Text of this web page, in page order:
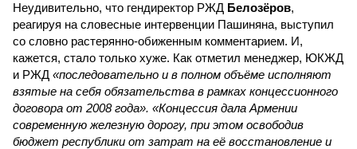
Неудивительно, что гендиректор РЖД Белозёров,
реагируя на словесные интервенции Пашиняна, выступил
со словно растерянно-обиженным комментарием. И,
кажется, стало только хуже. Как отметил менеджер, ЮКЖД
и РЖД «последовательно и в полном объёме исполняют
взятые на себя обязательства в рамках концессионного
договора от 2008 года». «Концессия дала Армении
современную железную дорогу, при этом освободив
бюджет республики от затрат на её восстановление и